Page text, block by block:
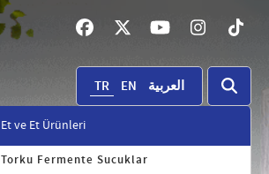
TR EN العربية
Et ve Et Ürünleri
Torku Fermente Sucuklar